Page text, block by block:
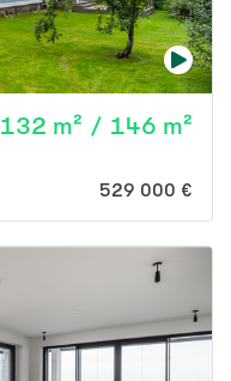
132 m² / 146 m²
529 000 €